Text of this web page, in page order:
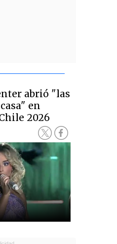
abrió "las
en
2026